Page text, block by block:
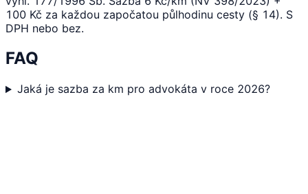
100 Kč za každou započatou půlhodinu cesty (§ 14). S
DPH nebo bez.
FAQ
Jaká je sazba za km pro advokáta v roce 2026?